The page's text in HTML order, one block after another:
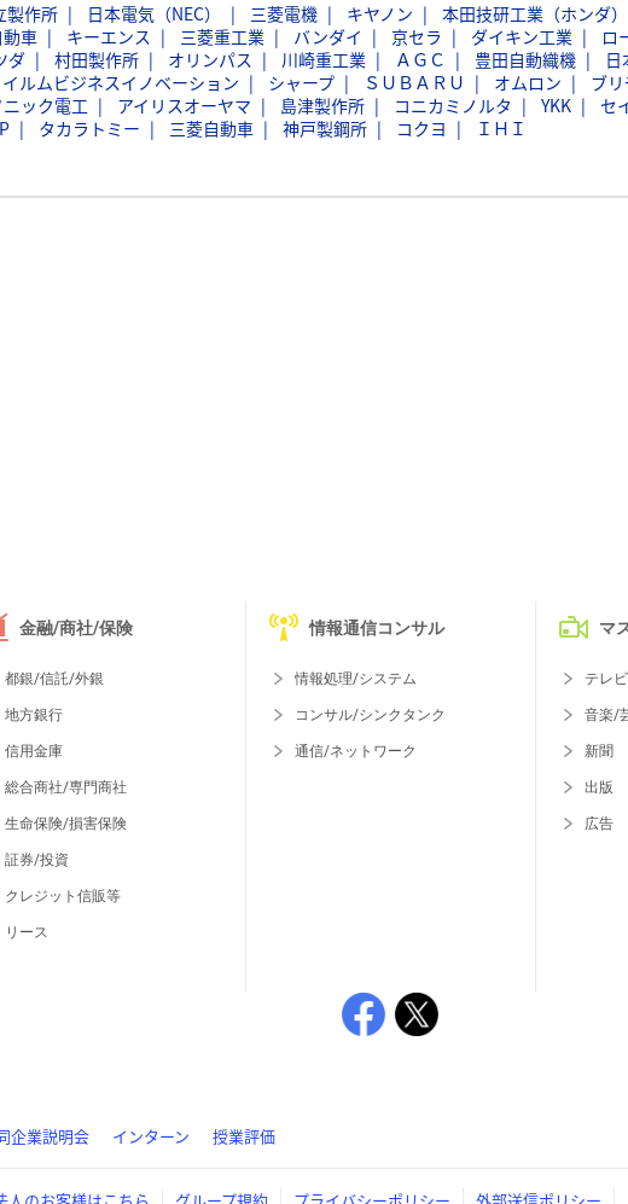
製作所 日本電気（NEC） 三菱電機 キヤノン 本田技研工業（ホンダ）
動車 キーエンス 三菱重工業 バンダイ 京セラ ダイキン工業
ロ
ダ 村田製作所 オリンパス 川崎重工業 ＡＧＣ 豊田自動織機
日
ルムビジネスイノベーション シャープ ＳＵＢＡＲＵ オムロン
ブ
ック電工 アイリスオーヤマ 島津製作所 コニカミノルタ YKK
セ
タカラトミー 三菱自動車 神戸製鋼所 コクヨ ＩＨＩ
金融/商社/保険
都銀/信託/外銀
地方銀行
信用金庫
総合商社/専門商社
生命保険/損害保険
証券/投資
クレジット信販等
リース
情報通信コンサル
情報処理/システム
コンサル/シンクタンク
通信/ネットワーク
マ
テレ
音楽/
新聞
出版
広告
企業説明会 インターン 授業評価